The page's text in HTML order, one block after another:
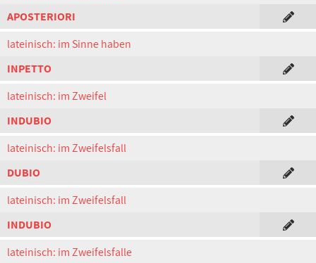
APOSTERIORI
lateinisch: im Sinne haben
INPETTO
lateinisch: im Zweifel
INDUBIO
lateinisch: im Zweifelsfall
DUBIO
lateinisch: im Zweifelsfall
INDUBIO
lateinisch: im Zweifelsfalle